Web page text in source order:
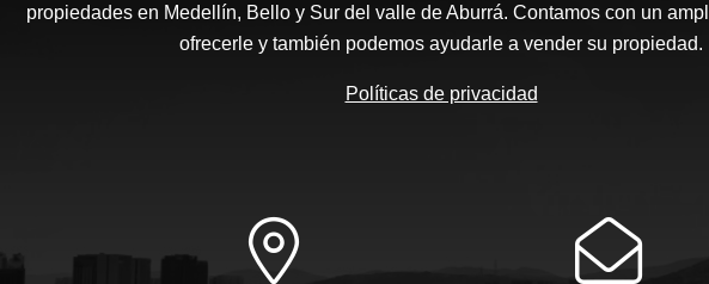
propiedades en Medellín, Bello y Sur del valle de Aburrá. Contamos con un
ofrecerle y también podemos ayudarle a vender su propiedad.
Políticas de privacidad